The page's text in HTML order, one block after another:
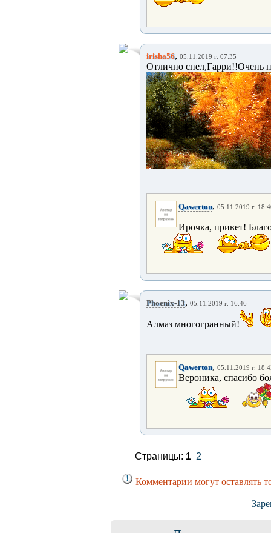
irisha56, 05.11.2019 г. 07:35
Отлично спел,Гарри!!Очень
Qawerton, 05.11.2019 г.
Ирочка, привет!
Phoenix-13, 05.11.2019 г. 16:46
Алмаз многогранный!
Qawerton, 05.11.2019 г.
Вероника, спасибо
Страницы: 1 2
Комментарии могут оставлять